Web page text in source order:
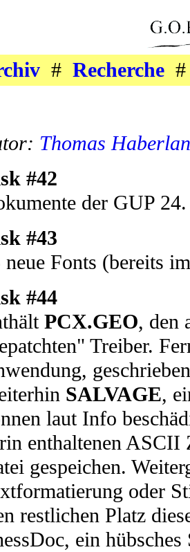
# Recherche
Thomas
#42
der GUP 24.
#43
neue Fonts (bereits
#44
PCX.GEO, den
Treiber.
SALVAGE,
laut Info
enthaltenen ASCII
gespeichen.
oder
restlichen Platz
ein